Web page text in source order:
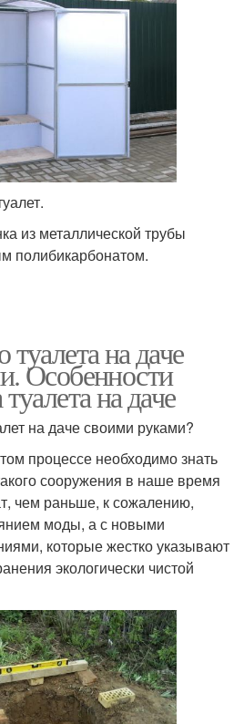
из металлической трубы
полибикарбонатом.
туалета на даче
Особенности
на даче
на даче своими руками?
процессе необходимо знать
сооружения в наше время
чем раньше, к сожалению,
моды, а с новыми
которые жестко указывают
экологически чистой